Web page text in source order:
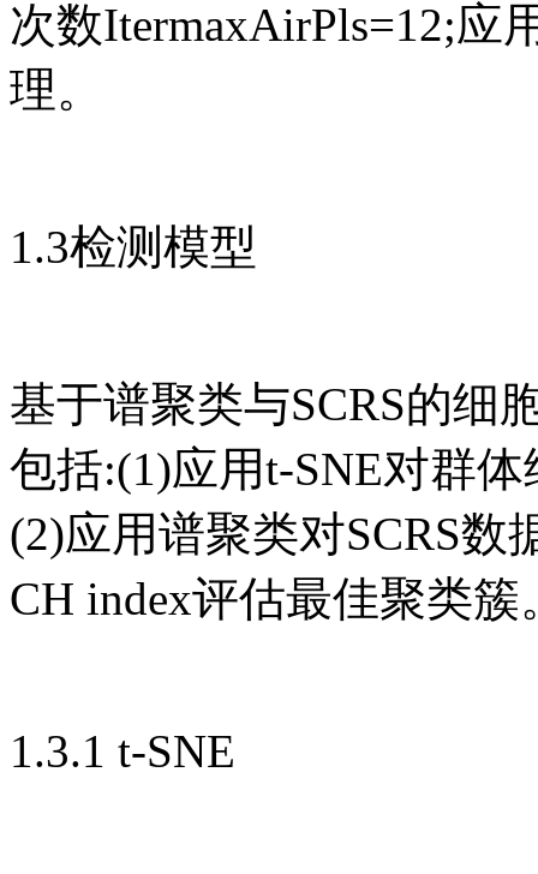
次数ItermaxAirPls=12;应
理。
1.3检测模型
基于谱聚类与SCRS的细
包括:(1)应用t-SNE对群
(2)应用谱聚类对SCRS
CH index评估最佳聚类簇
1.3.1 t-SNE